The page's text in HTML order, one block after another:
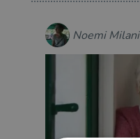
Noemi Milani